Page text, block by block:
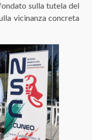
sulla tutela del
vicinanza concreta